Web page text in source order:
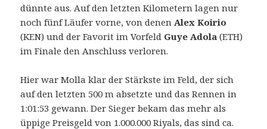
dünnte aus. Auf den letzten Kilometern lagen nur
noch fünf Läufer vorne, von denen Alex Koirio
(KEN) und der Favorit im Vorfeld Guye Adola (ETH)
im Finale den Anschluss verloren.
Hier war Molla klar der Stärkste im Feld, der sich
auf den letzten 500 m absetzte und das Rennen in
1:01:53 gewann. Der Sieger bekam das mehr als
üppige Preisgeld von 1.000.000 Riyals, das sind ca.